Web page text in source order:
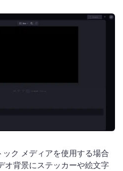
ク メディアを使用する場合
オ背景にステッカーや絵文字